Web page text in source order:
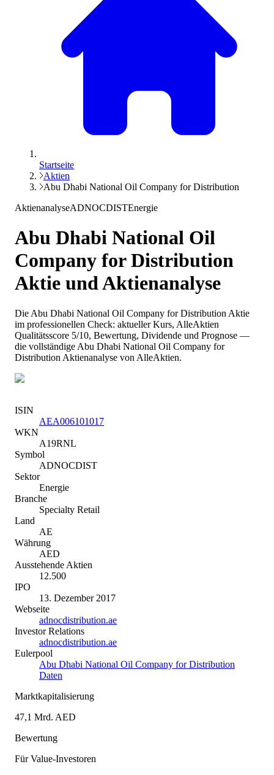
Startseite
Aktien
Abu Dhabi National Oil Company for Distribution
AktienanalyseADNOCDISTEnergie
Abu Dhabi National Oil
Company for Distribution
Aktie und Aktienanalyse
Die Abu Dhabi National Oil Company for Distribution Aktie
im professionellen Check: aktueller Kurs, AlleAktien
Qualitätsscore 5/10, Bewertung, Dividende und Prognose —
die vollständige Abu Dhabi National Oil Company for
Distribution Aktienanalyse von AlleAktien.
ISIN
AEA006101017
WKN
A19RNL
Symbol
ADNOCDIST
Sektor
Energie
Branche
Specialty Retail
Land
AE
Währung
AED
Ausstehende Aktien
12.500
IPO
13. Dezember 2017
Webseite
adnocdistribution.ae
Investor Relations
adnocdistribution.ae
Eulerpool
Abu Dhabi National Oil Company for Distribution
Daten
Marktkapitalisierung
47,1 Mrd. AED
Bewertung
Für Value-Investoren